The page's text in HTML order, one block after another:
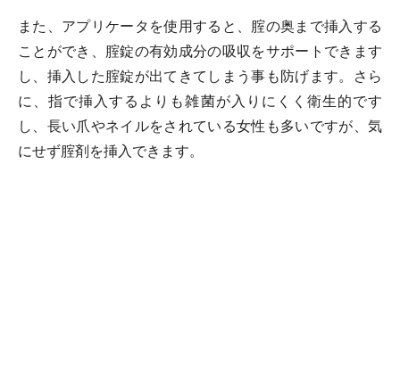
また、アプリケータを使用すると、腟の奥まで挿入する
ことができ、腟錠の有効成分の吸収をサポートできます
し、挿入した腟錠が出てきてしまう事も防げます。さら
に、指で挿入するよりも雑菌が入りにくく衛生的です
し、長い爪やネイルをされている女性も多いですが、気
にせず腟剤を挿入できます。